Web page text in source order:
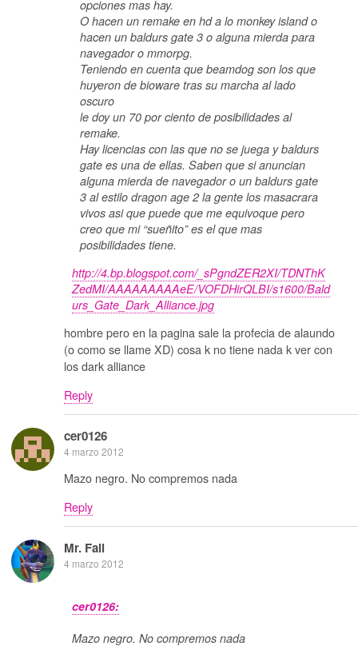
opciones mas hay.
O hacen un remake en hd a lo monkey island o
hacen un baldurs gate 3 o alguna mierda para
navegador o mmorpg.
Teniendo en cuenta que beamdog son los que
huyeron de bioware tras su marcha al lado
oscuro
le doy un 70 por ciento de posibilidades al
remake.
Hay licencias con las que no se juega y baldurs
gate es una de ellas. Saben que si anuncian
alguna mierda de navegador o un baldurs gate
3 al estilo dragon age 2 la gente los masacrara
vivos asi que puede que me equivoque pero
creo que mi “sueñito” es el que mas
posibilidades tiene.
http://4.bp.blogspot.com/_sPgndZER2XI/TDNThK
ZedMI/AAAAAAAAAeE/VOFDHirQLBI/s1600/Bald
urs_Gate_Dark_Alliance.jpg
hombre pero en la pagina sale la profecia de alaundo
(o como se llame XD) cosa k no tiene nada k ver con
los dark alliance
Reply
cer0126
4 marzo 2012
Mazo negro. No compremos nada
Reply
Mr. Fail
4 marzo 2012
cer0126:
Mazo negro. No compremos nada